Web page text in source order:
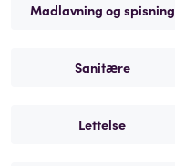
Madlavning og spisning
Sanitære
Lettelse